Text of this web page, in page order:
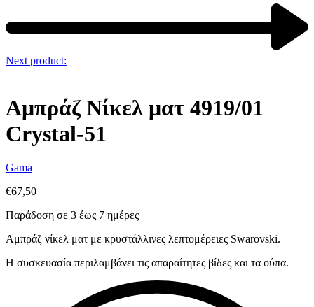
Next product:
Αμπράζ Νίκελ ματ 4919/01
Crystal-51
Gama
€67,50
Παράδοση σε 3 έως 7 ημέρες
Αμπράζ νίκελ ματ με κρυστάλλινες λεπτομέρειες Swarovski.
Η συσκευασία περιλαμβάνει τις απαραίτητες βίδες και τα ούπα.